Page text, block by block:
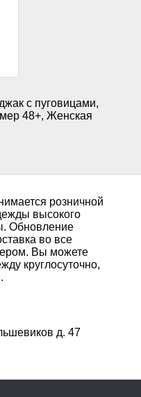
с пуговицами,
48+, Женская
розничной
высокого
Обновление
во все
Вы можете
круглосуточно,
д. 47